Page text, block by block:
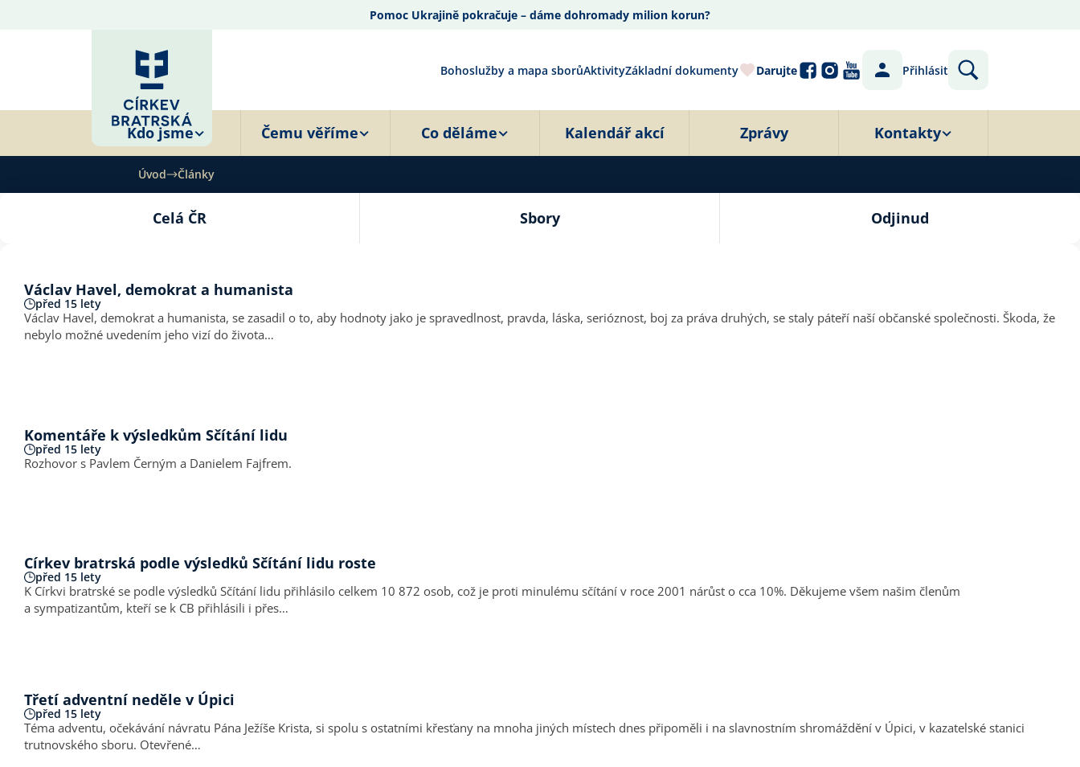
Pomoc Ukrajině pokračuje – dáme dohromady milion korun?
Bohoslužby a mapa sborůAktivityZákladní dokumenty Darujte Přihlásit
Kdo jsme Čemu věříme Co děláme Kalendář akcí Zprávy Kontakty
Úvod Články
Celá ČR Sbory Odjinud
Václav Havel, demokrat a humanista
před 15 lety
Václav Havel, demokrat a humanista, se zasadil o to, aby hodnoty jako je spravedlnost, pravda, láska, serióznost, boj za práva druhých, se staly páteří naší občanské společnosti. Škoda, že
nebylo možné uvedením jeho vizí do života…
Komentáře k výsledkům Sčítání lidu
před 15 lety
Rozhovor s Pavlem Černým a Danielem Fajfrem.
Církev bratrská podle výsledků Sčítání lidu roste
před 15 lety
K Církvi bratrské se podle výsledků Sčítání lidu přihlásilo celkem 10 872 osob, což je proti minulému sčítání v roce 2001 nárůst o cca 10%. Děkujeme všem našim členům
a sympatizantům, kteří se k CB přihlásili i přes…
Třetí adventní neděle v Úpici
před 15 lety
Téma adventu, očekávání návratu Pána Ježíše Krista, si spolu s ostatními křesťany na mnoha jiných místech dnes připoměli i na slavnostním shromáždění v Úpici, v kazatelské stanici
trutnovského sboru. Otevřené…